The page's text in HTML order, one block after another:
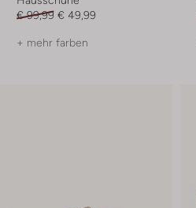
€ 99,99 € 49,99
+ mehr farben